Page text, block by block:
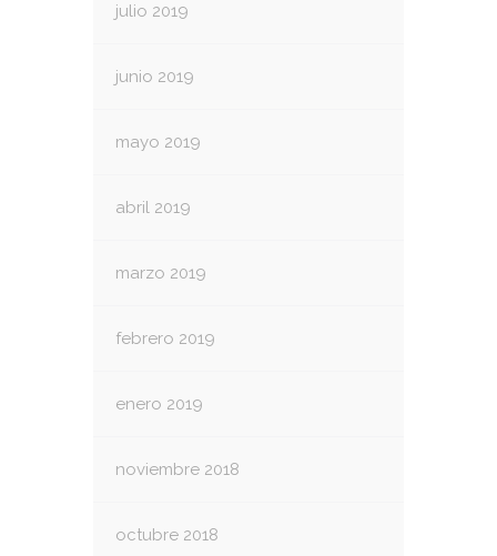
julio 2019
junio 2019
mayo 2019
abril 2019
marzo 2019
febrero 2019
enero 2019
noviembre 2018
octubre 2018